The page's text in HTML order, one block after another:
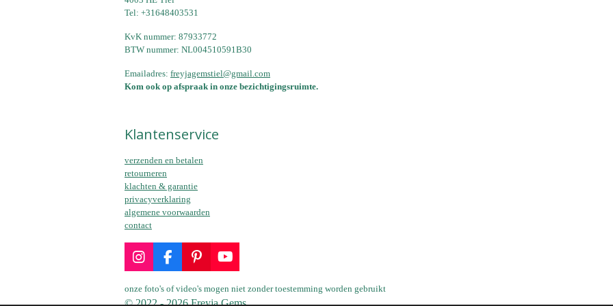
Tel: +31648403531
KvK nummer: 87933772
BTW nummer: NL004510591B30
Emailadres: freyjagemstiel@gmail.com
Kom ook op afspraak in onze bezichtigingsruimte.
Klantenservice
verzenden en betalen
retourneren
klachten & garantie
privacyverklaring
algemene voorwaarden
contact
I
s
t
F
c
e
P
n
t
Y
u
T
onze foto's of video's mogen niet zonder toestemming worden gebruikt
© 2022 - 2026 Freyja Gems